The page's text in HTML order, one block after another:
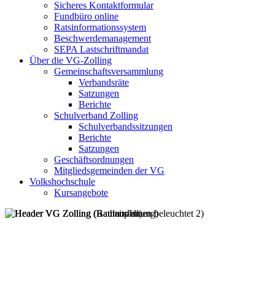
Sicheres Kontaktformular
Fundbüro online
Ratsinformationssystem
Beschwerdemanagement
SEPA Lastschriftmandat
Über die VG-Zolling
Gemeinschaftsversammlung
Verbandsräte
Satzungen
Berichte
Schulverband Zolling
Schulverbandssitzungen
Berichte
Satzungen
Geschäftsordnungen
Mitgliedsgemeinden der VG
Volkshochschule
Kursangebote